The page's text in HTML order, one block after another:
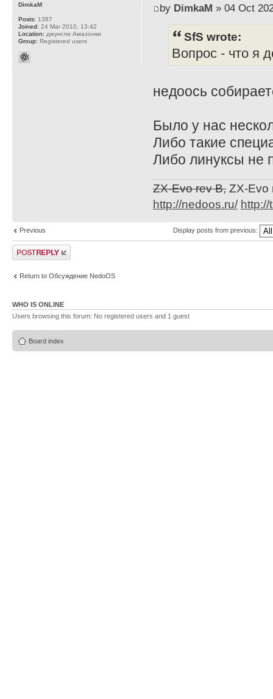
by DimkaM » 04 Oct
SfS wrote:
Вопрос - что я
недоось
Было у нас
Либо такие
Либо линуксы не
ZX-Evo rev B,ZX-Evo
http://nedoos.ru/
DimkaM
Posts: 1387
Joined: 24 Mar 2010, 13:42
Location: джунгли Амазонки
Group: Registered users
Previous Display posts from previous:
Post a reply
Return to Обсуждение NedoOS
WHO IS ONLINE
Users browsing this forum: No registered users and 1 guest
Board index